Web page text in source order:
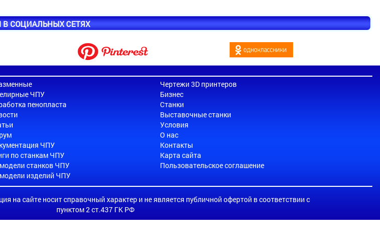
СОЦИАЛЬНЫХ СЕТЯХ
Чертежи 3D принтеров
ЧПУ
Бизнес
пенопласта
Станки
Выставочные станки
Условия
О нас
ЧПУ
Контакты
по станкам ЧПУ
Карта сайта
станков ЧПУ
Пользовательское соглашение
изделий ЧПУ
на сайте носит справочный характер и не является публичной офертой в соответствии с
пунктом 2 ст.437 ГК РФ